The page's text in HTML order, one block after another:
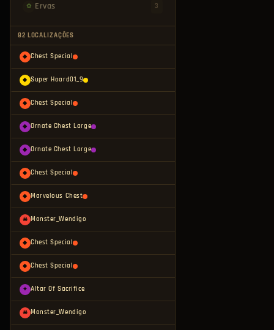
✿ Ervas 3
82 LOCALIZAÇÕES
◆ Chest Special
◆ Super Hoard01_9
◆ Chest Special
◆ Ornate Chest Large
◆ Ornate Chest Large
◆ Chest Special
◆ Marvelous Chest
☠ Monster_Wendigo
◆ Chest Special
◆ Chest Special
✦ Altar Of Sacrifice
☠ Monster_Wendigo